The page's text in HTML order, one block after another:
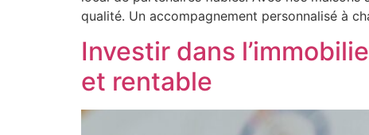
qualité. Un accompagnement personnalisé à
Investir dans
et rentable